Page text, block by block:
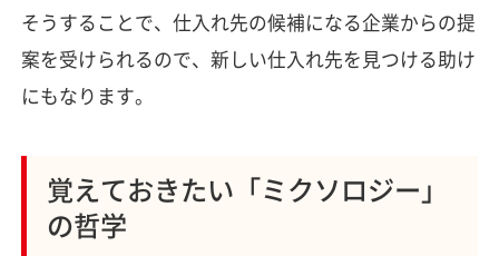
そうすることで、仕入れ先の候補になる企業からの提
案を受けられるので、新しい仕入れ先を見つける助け
にもなります。
覚えておきたい「ミクソロジー」
の哲学